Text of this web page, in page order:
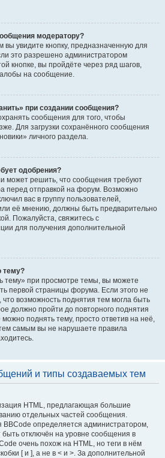
модератору?
увидите кнопку, предназначенную для
это разрешено администратором
кнопке, вы пройдёте через ряд шагов,
на сообщение.
при создании сообщения?
сообщения для того, чтобы
Для загрузки сохранённого сообщения
личного раздела.
одобрения?
может решить, что сообщения требуют
перед отправкой на форум. Возможно
вас в группу пользователей,
её мнению, должны быть предварительно
Пожалуйста, свяжитесь с
для получения дополнительной
тему?
тему» при просмотре темы, вы можете
первой страницы форума. Если этого не
что возможность поднятия тем могла быть
должно пройти до повторного поднятия
поднять тему, просто ответив на неё,
самым вы не нарушаете правила
и типы создаваемых тем
HTML, предлагающая большие
отдельных частей сообщения.
BBCode определяется администратором,
отключён на уровне сообщения в
очень похож на HTML, но теги в нём
[ и ], а не в < и >. За дополнительной